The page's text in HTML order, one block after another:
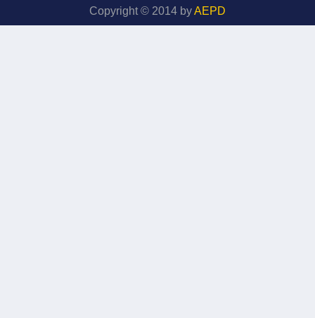
Copyright © 2014 byAEPD